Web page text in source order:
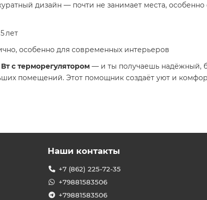
дизайн — почти не занимает места,
лет
особенно для современных интерьеров
с терморегулятором — и ты получаешь надёжный,
помещений. Этот помощник создаёт уют и
Наши контакты
+7 (862) 225-72-35
+79881583506
+79881583506